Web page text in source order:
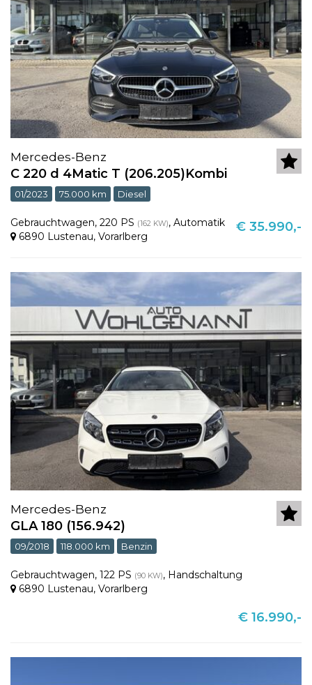
Mercedes-Benz
C 220 d 4Matic T (206.205)Kombi
01/2023 75.000 km Diesel
Gebrauchtwagen, 220 PS (162 KW), Automatik
6890 Lustenau, Vorarlberg
€ 35.990,-
Mercedes-Benz
GLA 180 (156.942)
09/2018 118.000 km Benzin
Gebrauchtwagen, 122 PS (90 KW), Handschaltung
6890 Lustenau, Vorarlberg
€ 16.990,-